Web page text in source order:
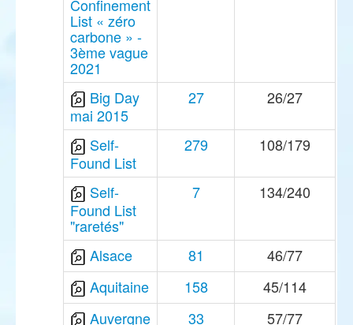
Confinement
List « zéro
carbone » -
3ème vague
2021
Big Day
mai 2015
27 26/27
Self-
Found List
279 108/179
Self-
Found List
"raretés"
7 134/240
Alsace 81
46/77
Aquitaine
158
45/114
Auvergne
33
57/77